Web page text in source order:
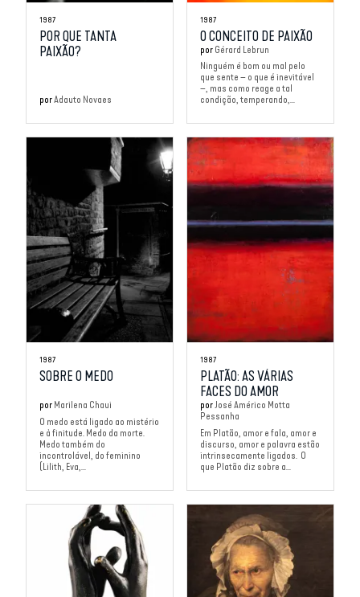
1987
POR QUE TANTA
PAIXÃO?
porAdauto Novaes
1987
O CONCEITO DE PAIXÃO
por Gérard Lebrun
Ninguém é bom ou mal pelo
que sente – o que é inevitável
–, mas como reage a tal
condição, temperando,...
1987
SOBRE O MEDO
por Marilena Chaui
O medo está ligado ao mistério
e à finitude. Medo da morte.
Medo também do
incontrolável, do feminino
(Lilith, Eva,...
1987
PLATÃO: AS VÁRIAS
FACES DO AMOR
porJosé Américo Motta
Pessanha
Em Platão, amor e fala, amor e
discurso, amor e palavra estão
intrinsecamente ligados. O
que Platão diz sobre a...